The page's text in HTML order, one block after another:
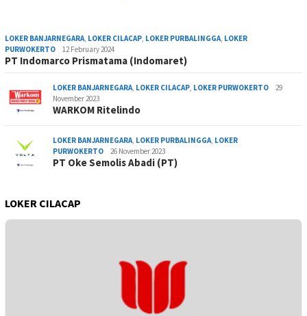
LOKER BANJARNEGARA, LOKER CILACAP, LOKER PURBALINGGA, LOKER
PURWOKERTO
12 February 2024
PT Indomarco Prismatama (Indomaret)
LOKER BANJARNEGARA, LOKER CILACAP, LOKER PURWOKERTO
29
November 2023
WARKOM Ritelindo
LOKER BANJARNEGARA, LOKER PURBALINGGA, LOKER
PURWOKERTO
26 November 2023
PT Oke Semolis Abadi (PT)
LOKER CILACAP